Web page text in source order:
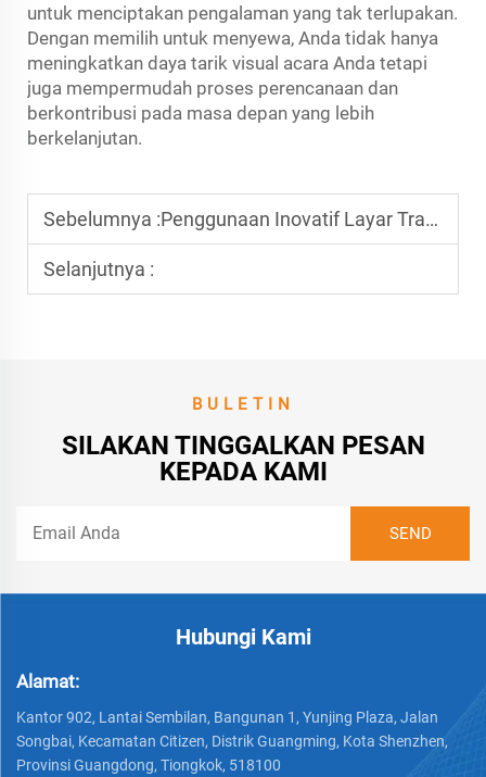
untuk menciptakan pengalaman yang tak terlupakan.
Dengan memilih untuk menyewa, Anda tidak hanya
meningkatkan daya tarik visual acara Anda tetapi
juga mempermudah proses perencanaan dan
berkontribusi pada masa depan yang lebih
berkelanjutan.
Sebelumnya :Penggunaan Inovatif Layar Transparan LED di Ritel
Selanjutnya :
BULETIN
SILAKAN TINGGALKAN PESAN
KEPADA KAMI
Hubungi Kami
Alamat:
Kantor 902, Lantai Sembilan, Bangunan 1, Yunjing Plaza, Jalan
Songbai, Kecamatan Citizen, Distrik Guangming, Kota Shenzhen,
Provinsi Guangdong, Tiongkok, 518100